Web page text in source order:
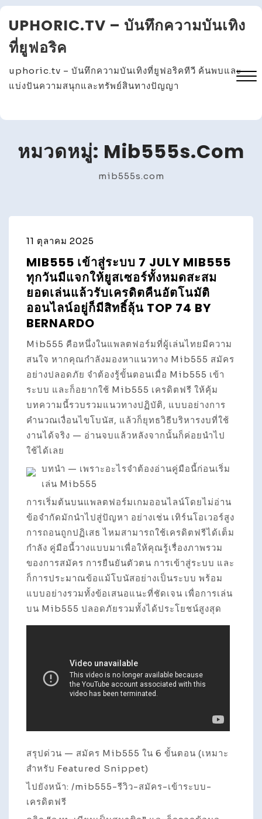
Skip
to
content
UPHORIC.TV – บันทึกความบันเทิง
ที่ยูฟอริค
uphoric.tv – บันทึกความบันเทิงที่ยูฟอริคทีวี ค้นพบและ
แบ่งปันความสนุกและทรัพย์สินทางปัญญา
Close
หมวดหมู่: Mib555s.com
mib555s.com
11 ตุลาคม 2025
MIB555 เข้าสู่ระบบ 7 JULY MIB555
ทุกวันมีแจกให้ยูสเซอร์ทั้งหมดสะสม
ยอดเล่นแล้วรับเครดิตคืนอัตโนมัติ
ออนไลน์อยู่ก็มีสิทธิ์ลุ้น TOP 74 BY
BERNARDO
Mib555 คือหนึ่งในแพลตฟอร์มที่ผู้เล่นไทยมีความ
สนใจ หากคุณกำลังมองหาแนวทาง Mib555 สมัคร
อย่างปลอดภัย จำต้องรู้ขั้นตอนเมื่อ Mib555 เข้า
ระบบ และก็อยากใช้ Mib555 เครดิตฟรี ให้คุ้ม
บทความนี้รวบรวมแนวทางปฏิบัติ, แบบอย่างการ
คำนวณเงื่อนไขโบนัส, แล้วก็ยุทธวิธีบริหารงบที่ใช้
งานได้จริง — อ่านจบแล้วหลังจากนั้นก็ค่อยนำไป
ใช้ได้เลย
บทนำ — เพราะอะไรจำต้องอ่านคู่มือนี้ก่อนเริ่ม
เล่น Mib555
การเริ่มต้นบนแพลตฟอร์มเกมออนไลน์โดยไม่อ่าน
ข้อจำกัดมักนำไปสู่ปัญหา อย่างเช่น เทิร์นโอเวอร์สูง
การถอนถูกปฏิเสธ ไหมสามารถใช้เครดิตฟรีได้เต็ม
กำลัง คู่มือนี้วางแบบมาเพื่อให้คุณรู้เรื่องภาพรวม
ของการสมัคร การยืนยันตัวตน การเข้าสู่ระบบ และ
ก็การประมาณข้อแม้โบนัสอย่างเป็นระบบ พร้อม
แบบอย่างรวมทั้งข้อเสนอแนะที่ชัดเจน เพื่อการเล่น
บน Mib555 ปลอดภัยรวมทั้งได้ประโยชน์สูงสุด
สรุปด่วน — สมัคร Mib555 ใน 6 ขั้นตอน (เหมาะ
สำหรับ Featured Snippet)
ไปยังหน้า: /mib555-รีวิว-สมัคร-เข้าระบบ-
เครดิตฟรี